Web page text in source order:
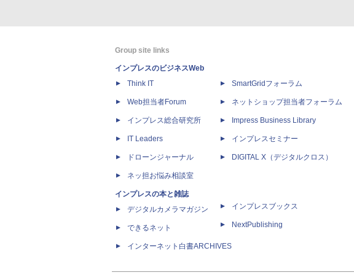
Group site links
インプレスのビジネスWeb
Think IT
Web担当者Forum
インプレス総合研究所
IT Leaders
ドローンジャーナル
ネッ担お悩み相談室
インプレスの本と雑誌
デジタルカメラマガジン
できるネット
インターネット白書ARCHIVES
SmartGridフォーラム
ネットショップ担当者フォーラム
Impress Business Library
インプレスセミナー
DIGITAL X（デジタルクロス）
インプレスブックス
NextPublishing